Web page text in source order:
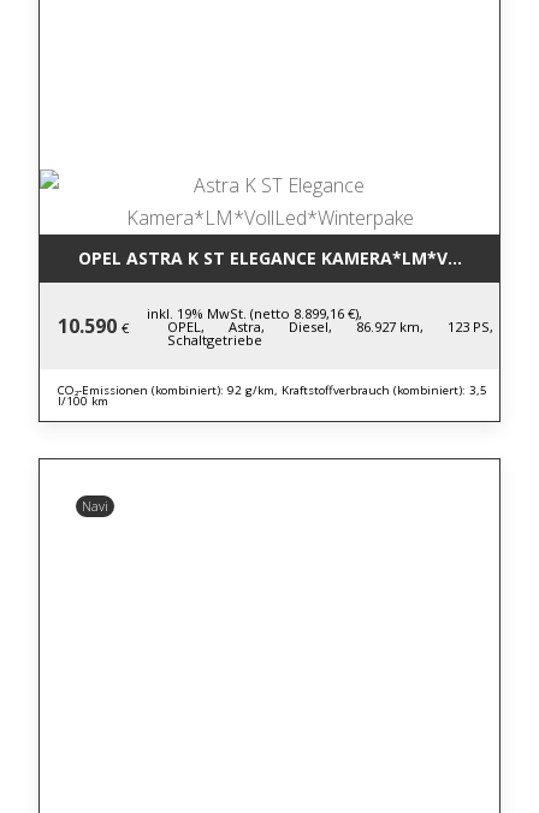
OPEL ASTRA K ST ELEGANCE
10.590 €
inkl. 19% MwSt. (netto 8.899,16 €),
OPEL, Astra, Diesel, 86.927 km, 123 PS,
Schaltgetriebe
CO₂-Emissionen (kombiniert): 92 g/km, Kraftstoffverbrauch (kombiniert): 3,5
l/100 km
Navi